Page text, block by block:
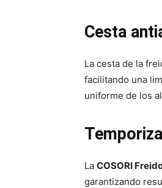
Cesta
La cesta de la
facilitando una
uniforme de los
La COSORI
garantizando